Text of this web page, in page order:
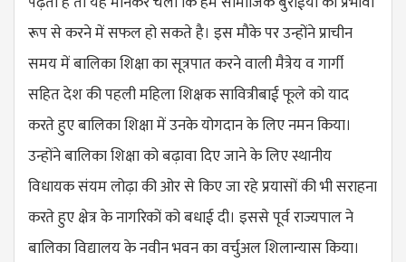
रूप से करने में सफल हो सकते है। इस मौके पर उन्होंने प्राचीन
समय में बालिका शिक्षा का सूत्रपात करने वाली मैत्रेय व गार्गी
सहित देश की पहली महिला शिक्षक सावित्रीबाई फूले को याद
करते हुए बालिका शिक्षा में उनके योगदान के लिए नमन किया।
उन्होंने बालिका शिक्षा को बढ़ावा दिए जाने के लिए स्थानीय
विधायक संयम लोढ़ा की ओर से किए जा रहे प्रयासों की भी सराहना
करते हुए क्षेत्र के नागरिकों को बधाई दी। इससे पूर्व राज्यपाल ने
बालिका विद्यालय के नवीन भवन का वर्चुअल शिलान्यास किया।